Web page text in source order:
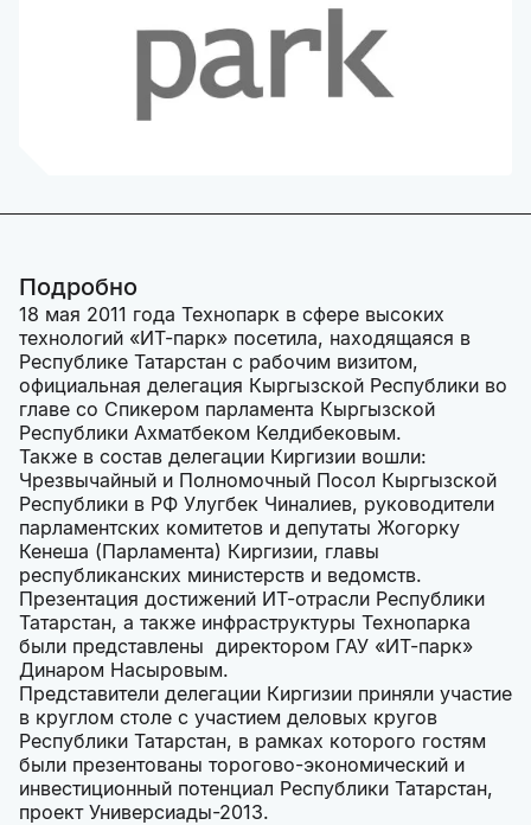
Подробно
18 мая 2011 года Технопарк в сфере высоких
технологий «ИТ-парк» посетила, находящаяся в
Республике Татарстан с рабочим визитом,
официальная делегация Кыргызской Республики во
главе со Спикером парламента Кыргызской
Республики Ахматбеком Келдибековым.
Также в состав делегации Киргизии вошли:
Чрезвычайный и Полномочный Посол Кыргызской
Республики в РФ Улугбек Чиналиев, руководители
парламентских комитетов и депутаты Жогорку
Кенеша (Парламента) Киргизии, главы
республиканских министерств и ведомств.
Презентация достижений ИТ-отрасли Республики
Татарстан, а также инфраструктуры Технопарка
были представлены директором ГАУ «ИТ-парк»
Динаром Насыровым.
Представители делегации Киргизии приняли участие
в круглом столе с участием деловых кругов
Республики Татарстан, в рамках которого гостям
были презентованы торогово-экономический и
инвестиционный потенциал Республики Татарстан,
проект Универсиады-2013.